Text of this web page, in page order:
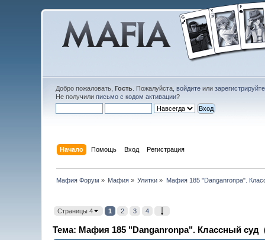
Добро пожаловать, Гость. Пожалуйста, войдитеили
Не получили письмо с кодом активации?
Начало Помощь Вход Регистрация
Мафия Форум » Мафия » Улитки » Мафия 185 "Danganronpa".
Страницы 4 1 2 3 4
Тема: Мафия 185 "Danganronpa". Классный суд